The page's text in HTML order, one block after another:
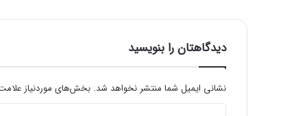
ی
ی
و
ی
و
دیدگاهتان را بنویسید
نشانی ایمیل شما منتشر نخواهد شد. بخش‌های موردنیاز